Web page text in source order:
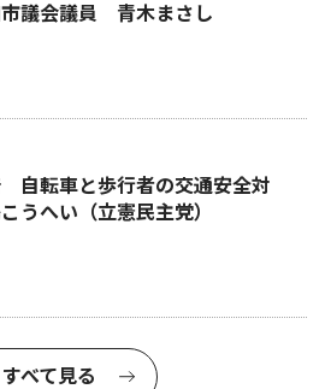
議会議員 青木まさし
自転車と歩行者の交通安全対
うへい（立憲民主党）
すべて見る